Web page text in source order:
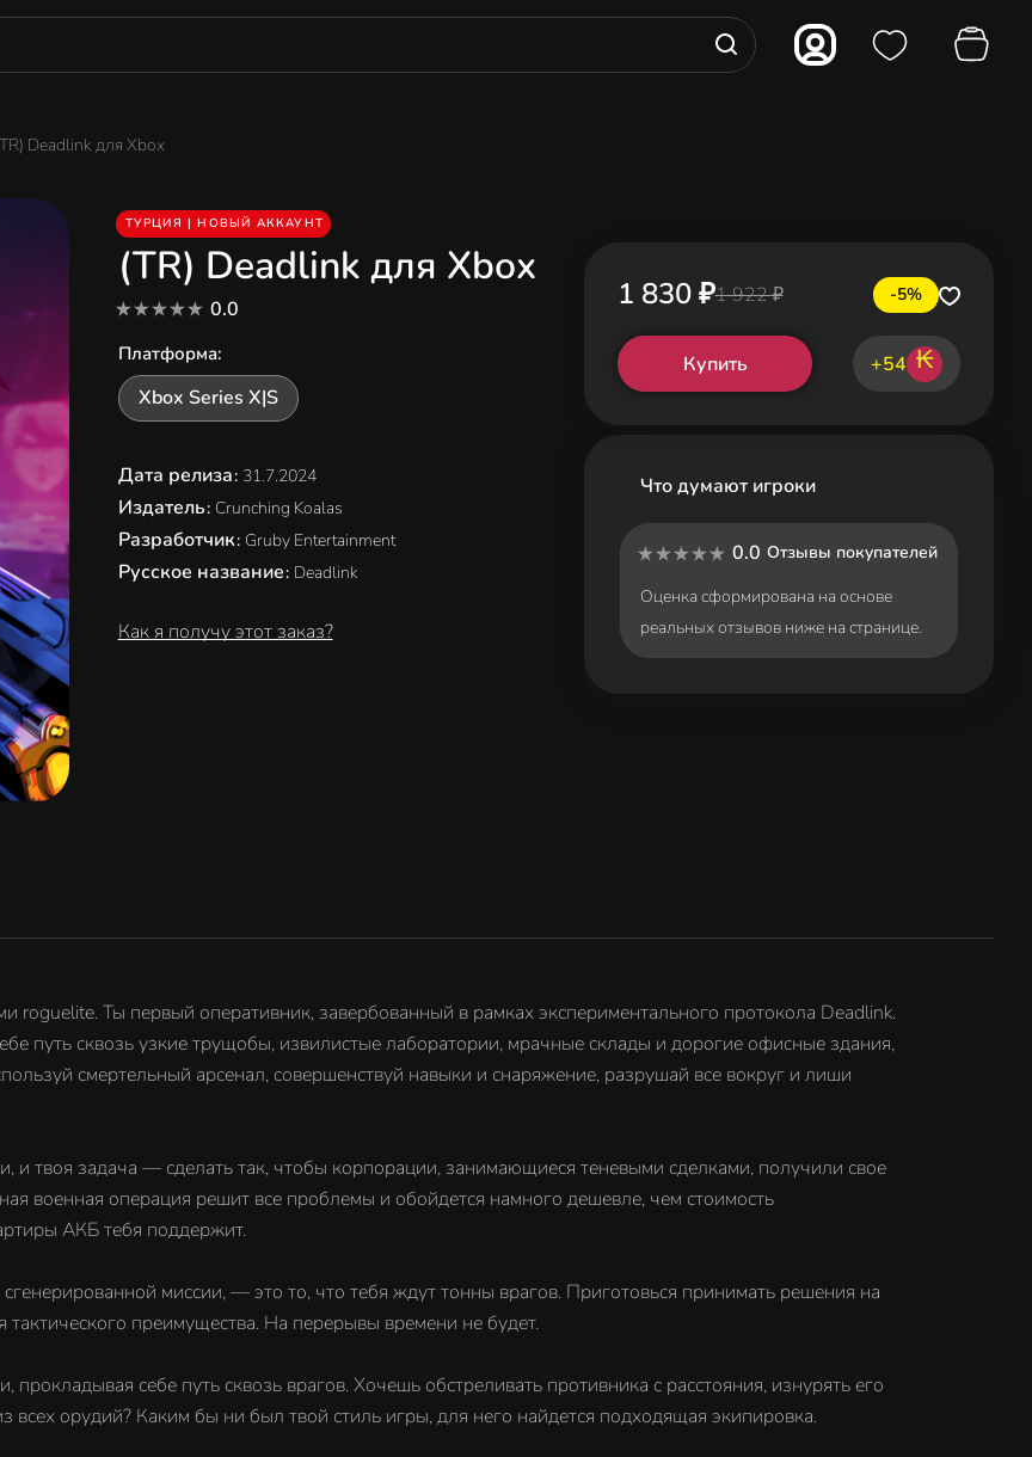
Deadlink для Xbox
ТУРЦИЯ | НОВЫЙ АККАУНТ
(TR) Deadlink для Xbox
0.0
Платформа:
Xbox Series X|S
Дата релиза: 31.7.2024
Издатель: Crunching Koalas
Разработчик: Gruby Entertainment
Русское название: Deadlink
Как я получу этот заказ?
1 830 ₽1 922 ₽ -5%
Купить +54 ₭
Что думают игроки
0.0 Отзывы покупателей
Оценка сформирована на основе
реальных отзывов ниже на странице.
roguelite. Ты первый оперативник, завербованный в рамках экспериментального протокола Deadlink.
путь сквозь узкие трущобы, извилистые лаборатории, мрачные склады и дорогие офисные здания,
смертельный арсенал, совершенствуй навыки и снаряжение, разрушай все вокруг и лиши
и твоя задача — сделать так, чтобы корпорации, занимающиеся теневыми сделками, получили свое
военная операция решит все проблемы и обойдется намного дешевле, чем стоимость
АКБ тебя поддержит.
миссии, — это то, что тебя ждут тонны врагов. Приготовься принимать решения на
преимущества. На перерывы времени не будет.
себе путь сквозь врагов. Хочешь обстреливать противника с расстояния, изнурять его
орудий? Каким бы ни был твой стиль игры, для него найдется подходящая экипировка.